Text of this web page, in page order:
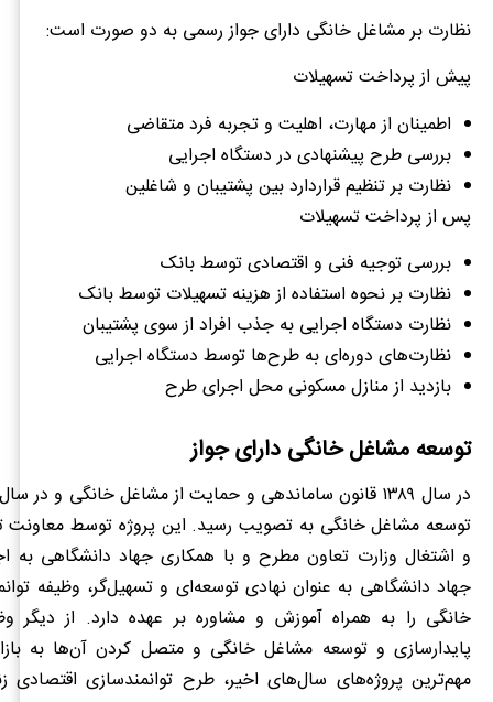
نظارت بر مشاغل خانگی دارای جواز رسمی به دو صورت است:
پیش از پرداخت تسهیلات
اطمینان از مهارت، اهلیت و تجربه فرد متقاضی
بررسی طرح پیشنهادی در دستگاه اجرایی
نظارت بر تنظیم قراردارد بین پشتیبان و شاغلین
پس از پرداخت تسهیلات
بررسی توجیه فنی و اقتصادی توسط بانک
نظارت بر نحوه استفاده از هزینه تسهیلات توسط بانک
نظارت دستگاه اجرایی به جذب افراد از سوی پشتیبان
نظارت‌های دوره‌ای به طرح‌ها توسط دستگاه اجرایی
بازدید از منازل مسکونی محل اجرای طرح
توسعه مشاغل خانگی دارای جواز
توسعه مشاغل خانگی به تصویب رسید. این پروژه توسط معاونت
و اشتغال وزارت تعاون مطرح و با همکاری جهاد دانشگاهی به
جهاد دانشگاهی به عنوان نهادی توسعه‌ای و تسهیل‌گر، وظیفه
خانگی را به همراه آموزش و مشاوره بر عهده دارد. از دیگر
پایدارسازی و توسعه مشاغل خانگی و متصل کردن آن‌ها به
مهم‌ترین پروژه‌های سال‌های اخیر، طرح توانمندسازی